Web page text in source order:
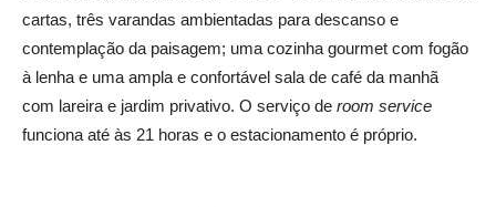
cartas, três varandas ambientadas para descanso e
contemplação da paisagem; uma cozinha gourmet com fogão
à lenha e uma ampla e confortável sala de café da manhã
com lareira e jardim privativo. O serviço de room service
funciona até às 21 horas e o estacionamento é próprio.